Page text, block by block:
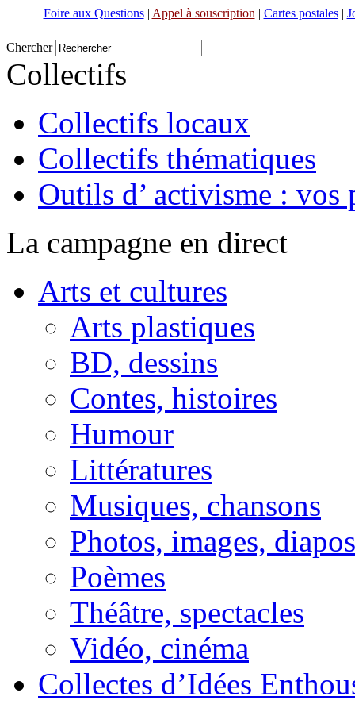
Foire aux Questions| Appel à souscription | Cartes postales|
Chercher
Collectifs
Collectifs locaux
Collectifs thématiques
Outils d’ activisme : vos
La campagne en direct
Arts et cultures
Arts plastiques
BD, dessins
Contes, histoires
Humour
Littératures
Musiques, chansons
Photos, images, diapos
Poèmes
Théâtre, spectacles
Vidéo, cinéma
Collectes d’Idées